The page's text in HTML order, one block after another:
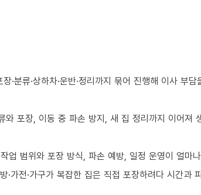
·분류·상하차·운반·정리까지 묶어 진행해 이사 부
포장, 이동 중 파손 방지, 새 집 정리까지 이어져
업 범위와 포장 방식, 파손 예방, 일정 운영이 얼마
가전·가구가 복잡한 집은 직접 포장하려다 시간과